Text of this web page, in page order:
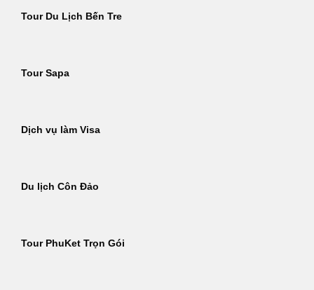
Tour Du Lịch Bến Tre
Tour Sapa
Dịch vụ làm Visa
Du lịch Côn Đảo
Tour PhuKet Trọn Gói